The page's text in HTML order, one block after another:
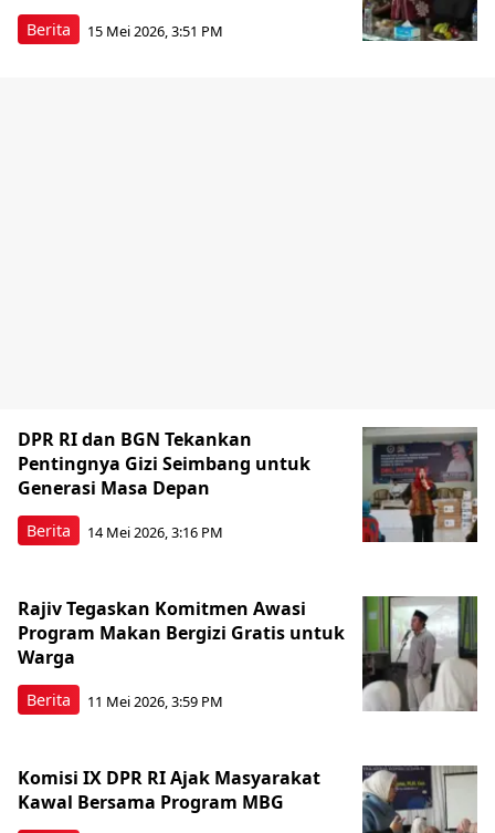
Berita 15 Mei 2026, 3:51 PM
Berita
DPR RI dan BGN Tekankan
Pentingnya Gizi Seimbang untuk
Generasi Masa Depan
14 Mei 2026, 3:16 PM
Berita
Rajiv Tegaskan Komitmen Awasi
Program Makan Bergizi Gratis untuk
Warga
11 Mei 2026, 3:59 PM
Komisi IX DPR RI Ajak Masyarakat
Kawal Bersama Program MBG